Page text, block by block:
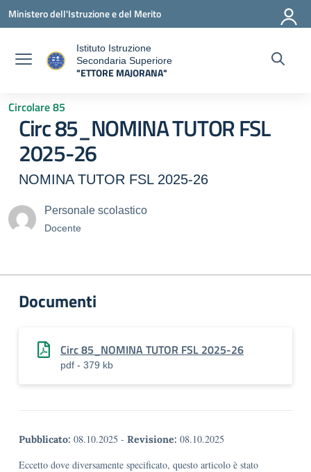
Vai ai contenuti
Vai al menu di navigazione
Vai al footer
Ministero dell'Istruzione e del Merito
Istituto Istruzione
Secondaria Superiore
"ETTORE MAJORANA"
Circolare 85
Circ 85_NOMINA TUTOR FSL
2025-26
NOMINA TUTOR FSL 2025-26
Personale scolastico
Docente
Documenti
Circ 85_NOMINA TUTOR FSL 2025-26
pdf - 379 kb
Pubblicato: 08.10.2025 - Revisione: 08.10.2025
Eccetto dove diversamente specificato, questo articolo è stato